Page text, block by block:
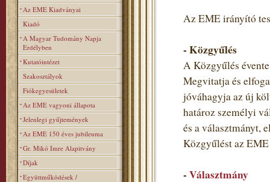
Az EME Kiadványai
Kiadó
A Magyar Tudomány Napja
Erdélyben
Kutatóintézet
Szakosztályok
Fiókegyesületek
Az EME vagyoni állapota
Jelenlegi gyűjtemények
Az EME 150 éves jubileuma
Gr. Mikó Imre Alapitvány
Díjak
Együttműködések /
Az EME irányító
- Közgyűlés
A Közgyűlés
Megvitatja és
jóváhagyja az új
határoz személyi
és a választmányt,
Közgyűlést az
- Választmány